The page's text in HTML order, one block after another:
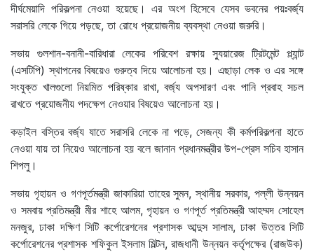
দীর্ঘমেয়াদি পরিকল্পনা নেওয়া হয়েছে। এর অংশ হিসেবে যেসব ভবনের পয়ঃবর্জ্য
সরাসরি লেকে গিয়ে পড়ছে, তা রোধে প্রয়োজনীয় ব্যবস্থা নেওয়া জরুরি।
সভায় গুলশান-বনানী-বারিধারা লেকের পরিবেশ রক্ষায় স্যুয়ারেজ ট্রিটমেন্ট প্ল্যান্ট
(এসটিপি) স্থাপনের বিষয়েও গুরুত্ব দিয়ে আলোচনা হয়। এছাড়া লেক ও এর সঙ্গে
সংযুক্ত খালগুলো নিয়মিত পরিষ্কার রাখা, বর্জ্য অপসারণ এবং পানি প্রবাহ সচল
রাখতে প্রয়োজনীয় পদক্ষেপ নেওয়ার বিষয়েও আলোচনা হয়।
কড়াইল বস্তির বর্জ্য যাতে সরাসরি লেকে না পড়ে, সেজন্য কী কর্মপরিকল্পনা হাতে
নেওয়া যায় তা নিয়েও আলোচনা হয় বলে জানান প্রধানমন্ত্রীর উপ-প্রেস সচিব হাসান
শিপলু।
সভায় গৃহায়ন ও গণপূর্তমন্ত্রী জাকারিয়া তাহের সুমন, স্থানীয় সরকার, পল্লী উন্নয়ন
ও সমবায় প্রতিমন্ত্রী মীর শাহে আলম, গৃহায়ন ও গণপূর্ত প্রতিমন্ত্রী আহম্মদ সোহেল
মনজুর, ঢাকা দক্ষিণ সিটি কর্পোরেশনের প্রশাসক আব্দুস সালাম, ঢাকা উত্তর সিটি
কর্পোরেশনের প্রশাসক শফিকুল ইসলাম মিল্টন, রাজধানী উন্নয়ন কর্তৃপক্ষের (রাজউক)